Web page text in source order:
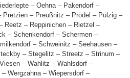
– Oehna – Pakendorf –
– Preußnitz – Prödel – Pülzig –
Reetz – Reppinichen – Rietzel –
– Schenkendorf – Schermen –
– Schweinitz – Seehausen –
– Stegelitz – Streetz – Strinum –
– Wahlitz – Wahlsdorf –
Wergzahna – Wiepersdorf –